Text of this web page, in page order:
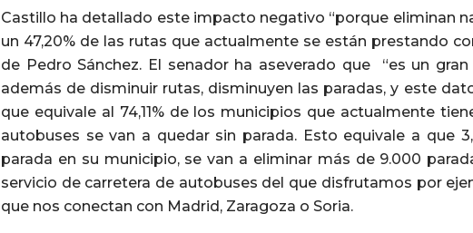
Castillo ha detallado este impacto negativo “porque eliminan
un 47,20% de las rutas que actualmente se están prestando
de Pedro Sánchez. El senador ha aseverado que “es un
además de disminuir rutas, disminuyen las paradas, y este
que equivale al 74,11% de los municipios que actualmente
autobuses se van a quedar sin parada. Esto equivale a que
parada en su municipio, se van a eliminar más de 9.000
servicio de carretera de autobuses del que disfrutamos por
que nos conectan con Madrid, Zaragoza o Soria.